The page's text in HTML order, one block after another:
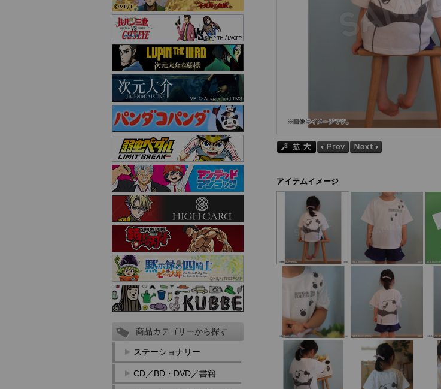
商品カテゴリーから探す
ステーショナリー
CD／BD・DVD／書籍
アイテムイメージ